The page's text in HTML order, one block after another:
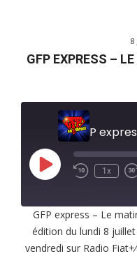
8
GFP EXPRESS –
GFP
Play
Episode
1x
RSS FEED
SHARE
GFP express – Le
édition du lundi 8
vendredi sur Radio